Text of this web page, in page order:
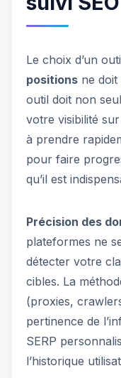
Le choix d’un
positions ne
outil doit non
votre visibilité
à prendre
pour faire
qu’il est
Précision des
plateformes ne
détecter votre
cibles. La
(proxies,
pertinence de
SERP
l’historique